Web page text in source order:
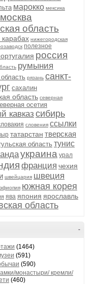
марокко мексика
москва
область
нижегородская
полезное
россия
румыния
рязань санкт-
сахалин
область северная
осетия
кавказ сибирь
словения ссылки
татарстан тверская
область тунис
украина урал
франция чехия
швейцария швеция
эфиопия южная корея
ява япония ярославль
область
-
(1464)
(591)
(590)
монастыри/ кремли/
(460)